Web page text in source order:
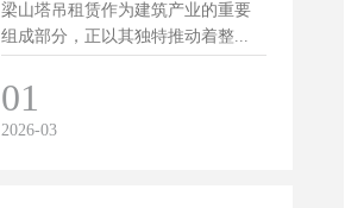
升级的关键力量
梁山塔吊租赁作为建筑产业的重要
组成部分，正以其独特推动着整...
01
2026-03